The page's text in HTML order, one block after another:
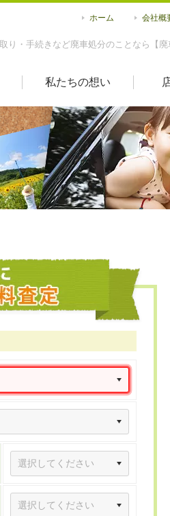
り・手続きなど廃車処分のことなら【廃
ホーム 会社概
私たちの想い